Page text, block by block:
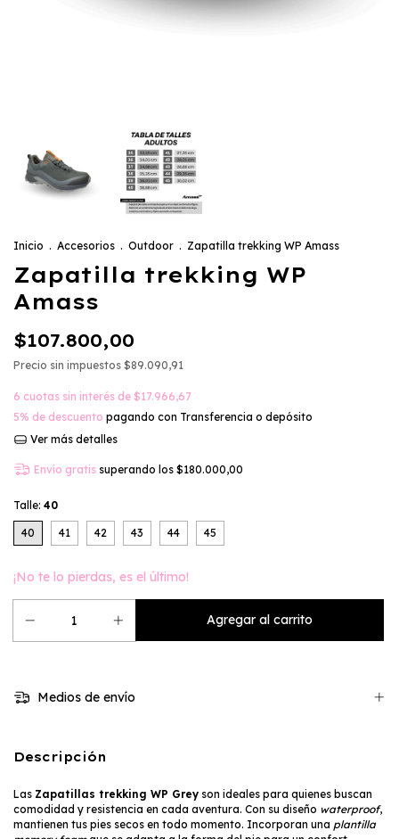
Inicio . Accesorios . Outdoor . Zapatilla trekking WP Amass
Zapatilla trekking WP
Amass
$107.800,00
Precio sin impuestos $89.090,91
6 cuotas sin interés de $17.966,67
5% de descuento pagando con Transferencia o depósito
Ver más detalles
Envío gratis superando los $180.000,00
Talle: 40
40 41 42 43 44 45
¡No te lo pierdas, es el último!
Medios de envío
Descripción
Las Zapatillas trekking WP Grey son ideales para quienes buscan
comodidad y resistencia en cada aventura. Con su diseño waterproof,
mantienen tus pies secos en todo momento. Incorporan una plantilla